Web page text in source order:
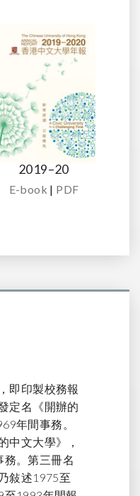
2019–20
E-book | PDF
即印製校務報
定名《開辦的
年間事務。
中文大學》，
。第三冊名
敍述1975至